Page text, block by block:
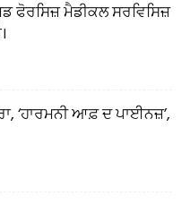
ਫੋਰਸਿਜ਼ ਮੈਡੀਕਲ ਸਰਵਿਸਿਜ਼
‘ਹਾਰਮਨੀ ਆਫ਼ ਦ ਪਾਈਨਜ਼’,